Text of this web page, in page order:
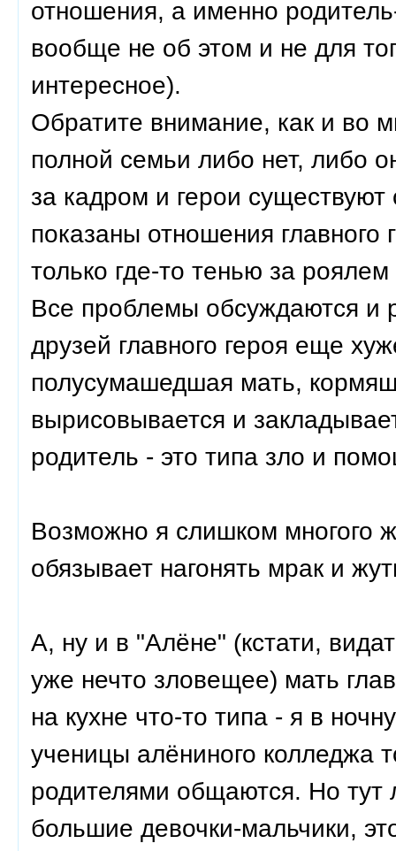
отношения, а именно
вообще не об этом и не для
интересное).
Обратите внимание, как и во
полной семьи либо нет, либо
за кадром и герои
показаны отношения
только где-то тенью за
Все проблемы обсуждаются и
друзей главного героя еще
полусумашедшая мать,
вырисовывается и
родитель - это типа зло и
Возможно я слишком многого
обязывает нагонять мрак и
А, ну и в "Алёне" (кстати,
уже нечто зловещее) мать
на кухне что-то типа - я в
ученицы алёниного колледжа
родителями общаются. Но тут
большие девочки-мальчики,